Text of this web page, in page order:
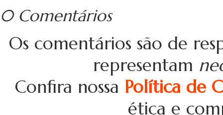
0 Comentários
Os comentários são de
representam
Confira nossa Política de
ética e